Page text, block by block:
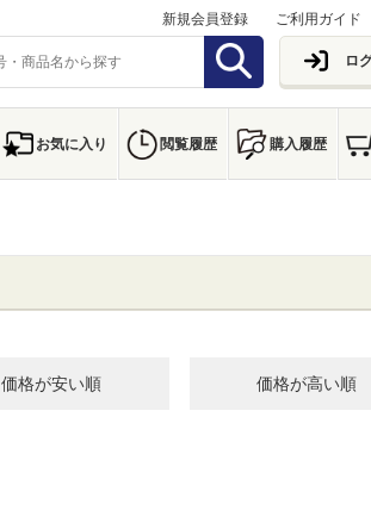
新規会員登録 ご利用ガイド
ロ
お気に入り 閲覧履歴 購入履歴
価格が安い順 価格が高い順